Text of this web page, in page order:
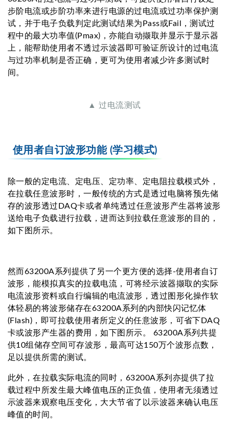
步阶电流或步阶功率来进行电源的过电流或过功率保护测
试，并于电子负载判定此测试结果为Pass或Fail，测试过
程中的最大功率值(Pmax)，亦能自动撷取并显示于显示器
上，能帮助使用者不透过示波器即可验证所设计的过电流
与过功率机制是否正确，更可为使用者减少许多测试时
间。
▲ 过电流测试
使用者自订波形功能 ­(学习模式)
除一般的定电流、定电压、定功率、定电阻拉载模式外，
在拉载任意波形时，一般传统的方式是透过电脑将预先储
存的波形透过DAQ卡或者单纯透过任意波形产生器将波形
送给电子负载进行拉载，进而达到拉载任意波形的目的，
如下图所示。
然而63200A系列提供了另一个更方便的选择-使用者自订
波形，能模拟真实的拉载电流，可将经示波器撷取的实际
电流波形资料或自行编辑的电流波形，透过图形化操作软
体轻易的将波形储存在63200A系列的内部快闪记忆体
(Flash)，即可拉载使用者所定义的任意波形，可省下DAQ
卡或波形产生器的费用，如下图所示。 63200A系列共提
供10组储存空间可存波形，最高可达150万个波形点数，
足以提供所需的测试。
此外，在拉载实际电流的同时，63200A系列亦提供了拉
载过程中所发生最大峰值电压的正负值，使用者无须透过
示波器来观察电压变化，大大节省了以示波器来确认电压
峰值的时间。